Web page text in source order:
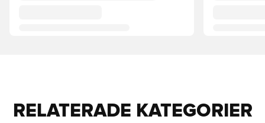
RELATERADE KATEGORIER